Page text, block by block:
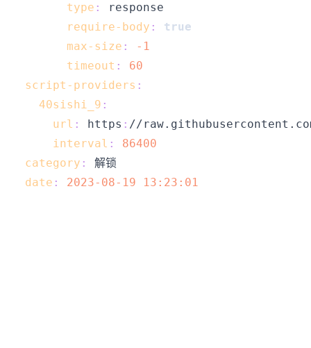
type :
require-body :
true
max-size :
-1
timeout :
60
script-providers :
40sishi_9 :
url : https :
interval :
86400
category :
date : 2023-08-19 13:23:01